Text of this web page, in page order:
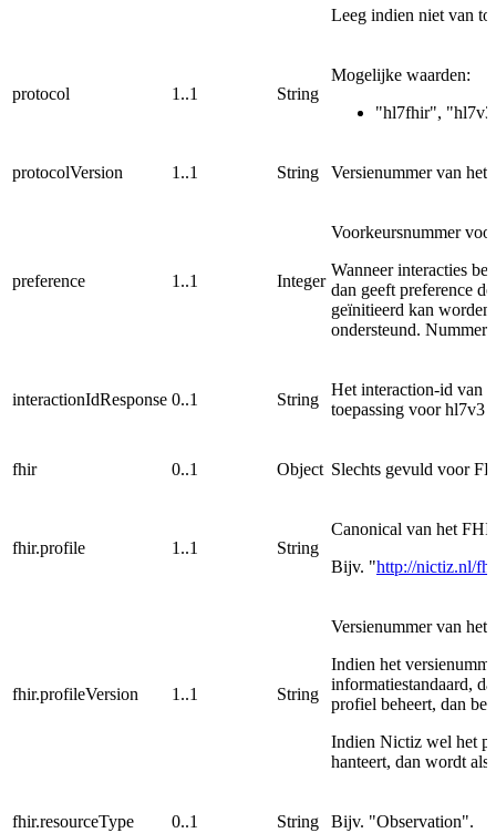
Leeg indien niet van
protocol 1..1 String
Mogelijke waarden:
"hl7fhir",
protocolVersion 1..1 String Versienummer van
preference 1..1 Integer
Voorkeursnummer
Wanneer interacties
dan geeft preference
geïnitieerd kan worden
ondersteund. Nummer
interactionIdResponse 0..1 String
Het interaction-id van
toepassing voor hl7v3
fhir 0..1 Object Slechts gevuld voor
fhir.profile 1..1 String
Canonical van het
Bijv. "http://nictiz.nl/
fhir.profileVersion 1..1 String
Versienummer van
Indien het
informatiestandaard,
profiel beheert, dan
Indien Nictiz wel het
hanteert, dan wordt als
fhir.resourceType 0..1 String Bijv. "Observation".